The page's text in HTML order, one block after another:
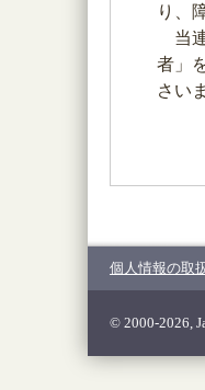
り、
当
者」
さい
個人情報の取
© 2000-2026,